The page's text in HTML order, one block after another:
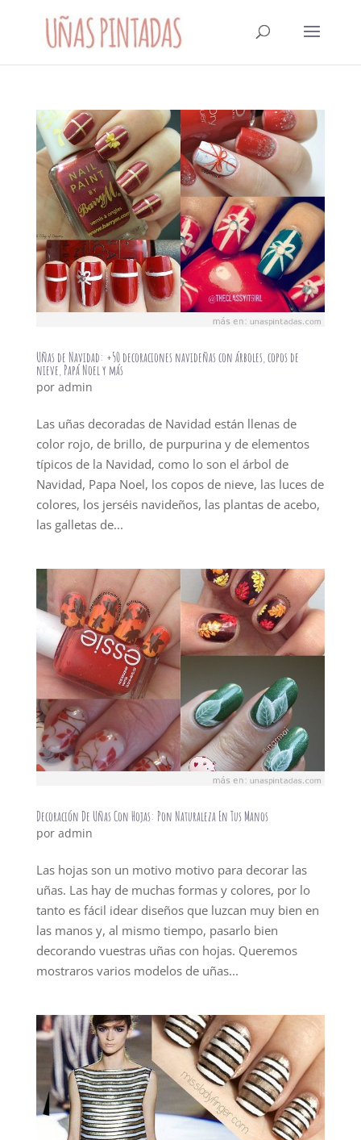
Uñas de Navidad: +50 decoraciones navideñas con árboles, copos de
nieve, Papá Noel y más
por admin
Las uñas decoradas de Navidad están llenas de
color rojo, de brillo, de purpurina y de elementos
típicos de la Navidad, como lo son el árbol de
Navidad, Papa Noel, los copos de nieve, las luces de
colores, los jerséis navideños, las plantas de acebo,
las galletas de...
Decoración De Uñas Con Hojas: Pon Naturaleza En Tus Manos
por admin
Las hojas son un motivo motivo para decorar las
uñas. Las hay de muchas formas y colores, por lo
tanto es fácil idear diseños que luzcan muy bien en
las manos y, al mismo tiempo, pasarlo bien
decorando vuestras uñas con hojas. Queremos
mostraros varios modelos de uñas...